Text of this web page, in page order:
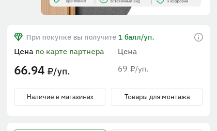
При покупке вы получите 1 балл/уп.
Цена
69 ₽/уп.
Цена по карте партнера
66.94 ₽/уп.
Наличие в магазинах Товары для монтажа